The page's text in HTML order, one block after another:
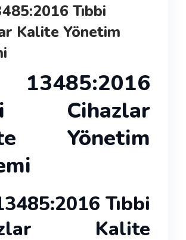
Tıbbi
Kalite Yönetim
13485:2016
Cihazlar
Yönetim
Tıbbi
Kalite